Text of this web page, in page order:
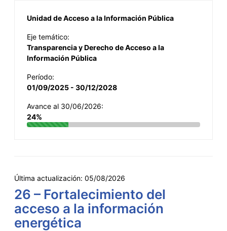
Unidad de Acceso a la Información Pública
Eje temático:
Transparencia y Derecho de Acceso a la
Información Pública
Período:
01/09/2025 - 30/12/2028
Avance al 30/06/2026:
24%
Última actualización: 05/08/2026
26 – Fortalecimiento del
acceso a la información
energética